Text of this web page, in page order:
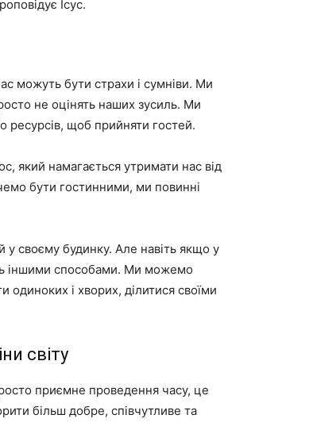
Ісус.
можуть бути страхи і сумніви. Ми
не оцінять наших зусиль. Ми
ресурсів, щоб прийняти гостей.
який намагається утримати нас від
бути гостинними, ми повинні
своєму будинку. Але навіть якщо у
іншими способами. Ми можемо
і хворих, ділитися своїми
світу
приємне проведення часу, це
більш добре, співчутливе та